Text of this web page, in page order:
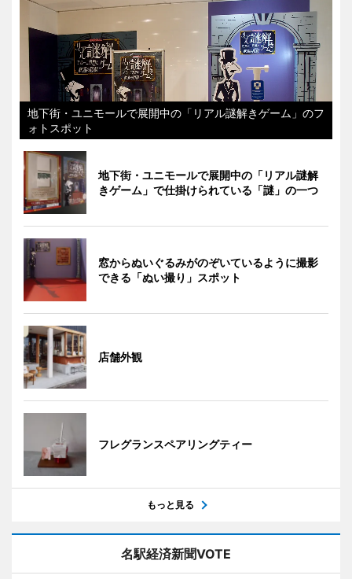
地下街・ユニモールで展開中の「リアル謎解きゲーム」のフ
ォトスポット
地下街・ユニモールで展開中の「リアル謎解
きゲーム」で仕掛けられている「謎」の一つ
窓からぬいぐるみがのぞいているように撮影
できる「ぬい撮り」スポット
店舗外観
フレグランスペアリングティー
もっと見る
名駅経済新聞VOTE